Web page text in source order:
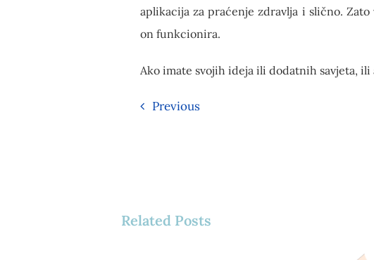
aplikacija za praćenje zdravlja i slično.
on funkcionira.
Ako imate svojih ideja ili dodatnih savjeta,
Previous
Related Posts